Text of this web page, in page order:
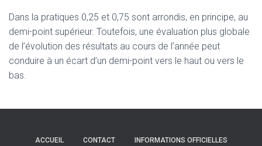
Dans la pratiques 0,25 et 0,75 sont arrondis, en principe, au
demi-point supérieur. Toutefois, une évaluation plus globale
de l’évolution des résultats au cours de l’année peut
conduire à un écart d’un demi-point vers le haut ou vers le
bas.
ACCUEIL CONTACT INFORMATIONS OFFICIELLES